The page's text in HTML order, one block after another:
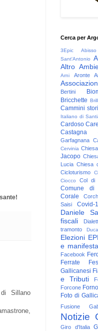
Sillano
Cerca per
3Epic
Sant'Antonio
Altro
Arni Aronte
Bertini
Bricchette
Cammini
Italiano di
Cardoso
Castagna
Garfagnana
Cervinia
Jacopo
Lucia Chiesa
Cicloturismo
Ciocco
Col di
Comune di
Corale
Saisi
Covid-
Daniele
fiscali
tramonto
Elezioni
e
Facebook
Ferrate
Gallicanesi
e Tributi
Forcone
Foto di
Fusione
Notizie
Giro d'Italia